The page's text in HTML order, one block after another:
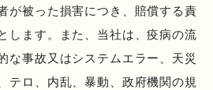
が被った損害につき、賠償する責
します。また、当社は、疫病の流
な事故又はシステムエラー、天災
テロ、内乱、暴動、政府機関の規